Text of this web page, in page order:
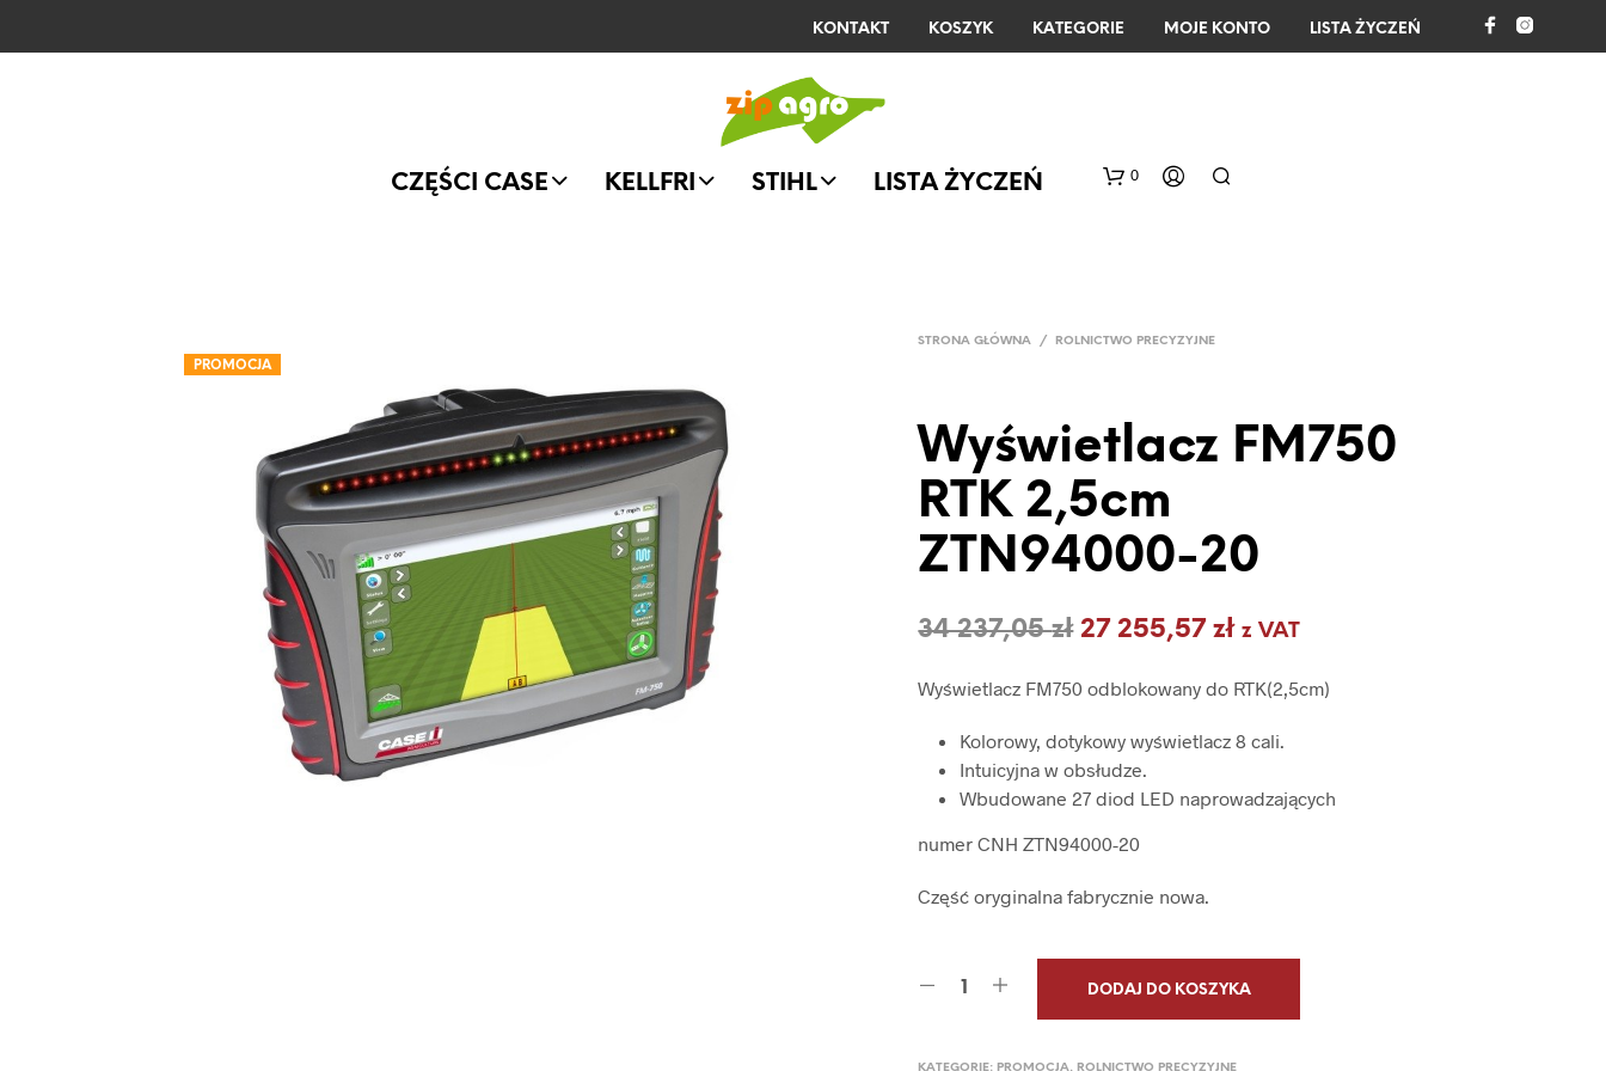
KONTAKT KOSZYK KATEGORIE MOJE KONTO LISTA ŻYCZEŃ
CZĘŚCI CASE KELLFRI STIHL LISTA ŻYCZEŃ 0
B
P
R
D
U
T
O
K
PROMOCJA
STRONA GŁÓWNA / ROLNICTWO PRECYZYJNE
Wyświetlacz FM750
RTK 2,5cm
ZTN94000-20
34 237,05zł Pierwotna
wynosiła:
34
237,05 zł.
27 255,57złAktualna
wynosi:
27
255,57 zł.
z VAT
Wyświetlacz FM750 odblokowany do RTK(2,5cm)
Kolorowy, dotykowy wyświetlacz 8 cali.
Intuicyjna w obsłudze.
Wbudowane 27 diod LED naprowadzających
numer CNH ZTN94000-20
Część oryginalna fabrycznie nowa.
DODAJ DO KOSZYKA
KATEGORIE: PROMOCJA, ROLNICTWO PRECYZYJNE